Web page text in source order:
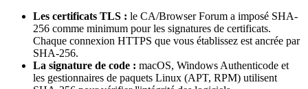
Les certificats TLS : le CA/Browser Forum a imposé SHA-
256 comme minimum pour les signatures de certificats.
Chaque connexion HTTPS que vous établissez est ancrée par
SHA-256.
La signature de code : macOS, Windows Authenticode et
les gestionnaires de paquets Linux (APT, RPM) utilisent